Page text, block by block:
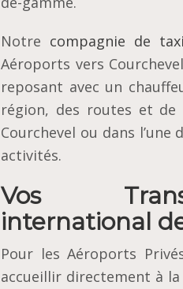
Notre compagnie de
Aéroports vers
reposant avec un
région, des routes et
Courchevel ou dans
activités.
Vos
international
Pour les Aéroports
accueillir directement à